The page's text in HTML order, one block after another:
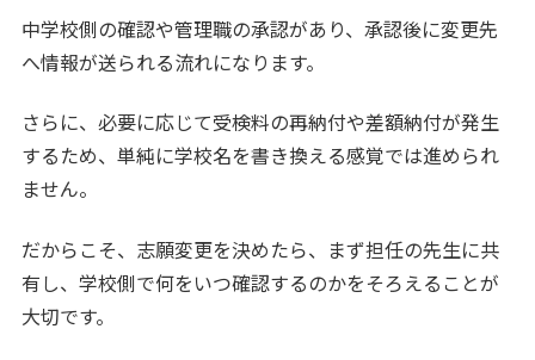
中学校側の確認や管理職の承認があり、承認後に変更先
へ情報が送られる流れになります。
さらに、必要に応じて受検料の再納付や差額納付が発生
するため、単純に学校名を書き換える感覚では進められ
ません。
だからこそ、志願変更を決めたら、まず担任の先生に共
有し、学校側で何をいつ確認するのかをそろえることが
大切です。